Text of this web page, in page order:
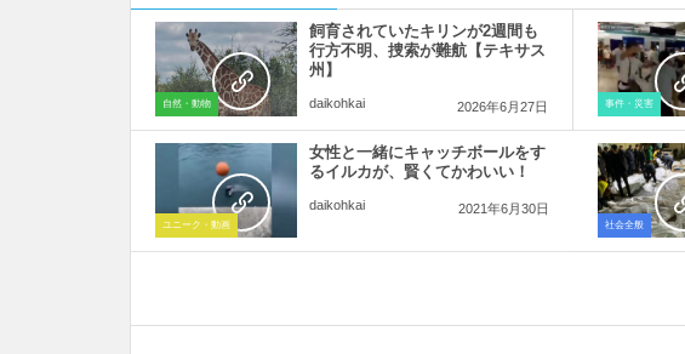
自然・動物
飼育されていたキリンが2週間も
行方不明、捜索が難航【テキサス
州】
daikohkai 2026年6月27日 事件・災害
ユニーク・動画
女性と一緒にキャッチボールをす
るイルカが、賢くてかわいい！
daikohkai 2021年6月30日
社会全般